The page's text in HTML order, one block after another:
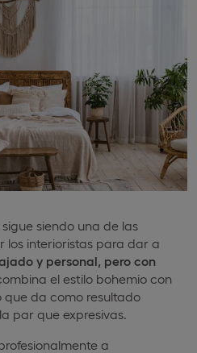
siendo una de las
los interioristas para dar a
y personal, pero con
el estilo bohemio con
que da como resultado
par que expresivas.
a